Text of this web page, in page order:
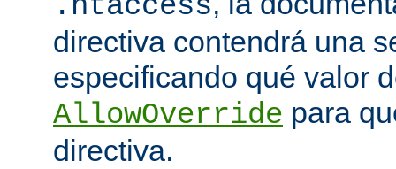
directiva contendrá una
especificando qué valor
AllowOverride para
directiva.